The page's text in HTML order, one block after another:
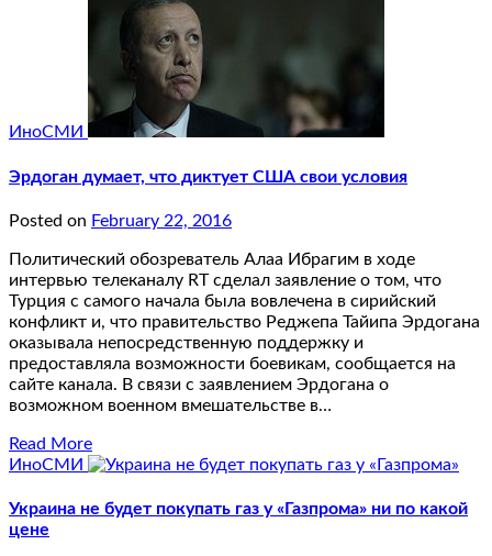
ИноСМИ
Эрдоган думает, что диктует США свои условия
Posted on February 22, 2016
Политический обозреватель Алаа Ибрагим в ходе
интервью телеканалу RT сделал заявление о том, что
Турция с самого начала была вовлечена в сирийский
конфликт и, что правительство Реджепа Тайипа Эрдогана
оказывала непосредственную поддержку и
предоставляла возможности боевикам, сообщается на
сайте канала. В связи с заявлением Эрдогана о
возможном военном вмешательстве в…
Read More
ИноСМИ
Украина не будет покупать газ у «Газпрома» ни по какой
цене